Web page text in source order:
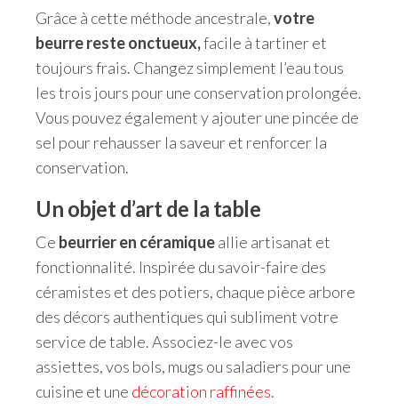
Grâce à cette méthode ancestrale,votre
beurre reste onctueux,facile à tartiner et
toujours frais. Changez simplement l’eau tous
les trois jours pour une conservation prolongée.
Vous pouvez également y ajouter une pincée de
sel pour rehausser la saveur et renforcer la
conservation.
Un objet d’art de la table
Ce beurrier en céramiqueallie artisanat et
fonctionnalité. Inspirée du savoir-faire des
céramistes et des potiers, chaque pièce arbore
des décors authentiques qui subliment votre
service de table. Associez-le avec vos
assiettes, vos bols, mugs ou saladiers pour une
cuisine et une décoration raffinées.